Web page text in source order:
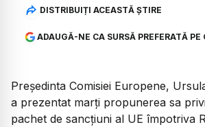
DISTRIBUIȚI ACEASTĂ ȘTIRE
ADAUGĂ-NE CA SURSĂ PREFERATĂ PE
Președinta Comisiei Europene,
a prezentat marți propunerea sa
pachet de sancțiuni al UE împotriva